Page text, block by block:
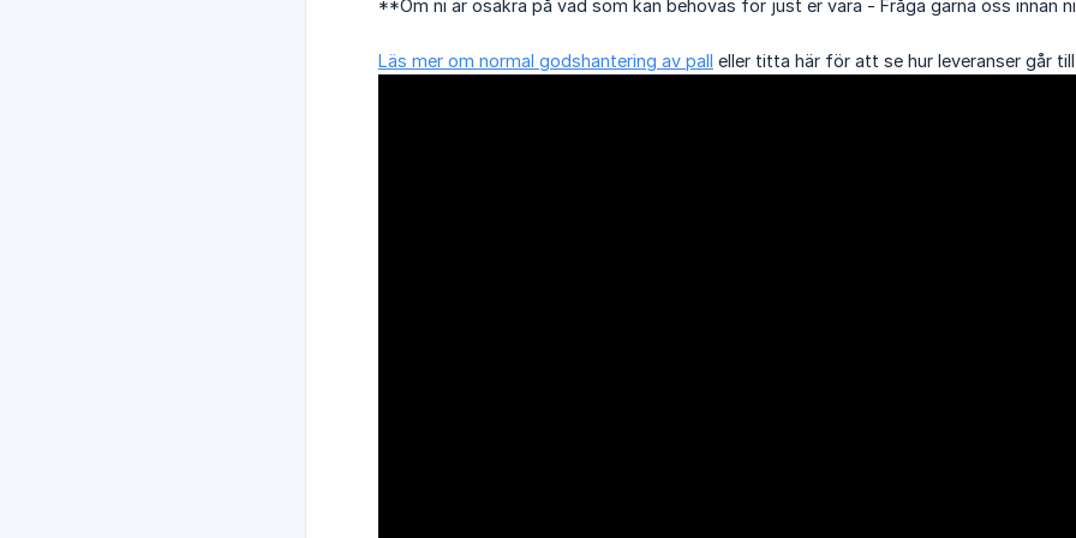
**Om ni är osäkra på vad som kan behövas för just er vara - Fråga gärna oss innan
Läs mer om normal godshantering av pall eller titta här för att se hur leveranser går till